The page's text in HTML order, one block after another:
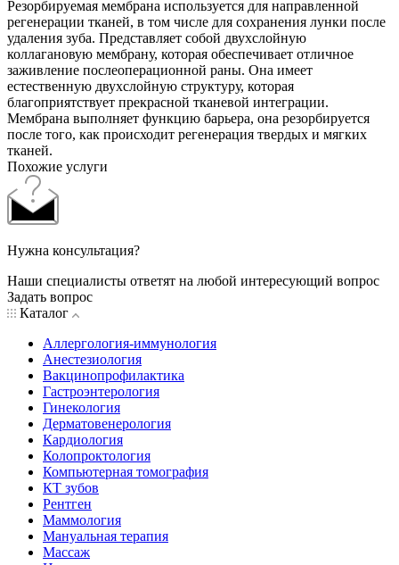
Резорбируемая мембрана используется для направленной
регенерации тканей, в том числе для сохранения лунки после
удаления зуба. Представляет собой двухслойную
коллагановую мембрану, которая обеспечивает отличное
заживление послеоперационной раны. Она имеет
естественную двухслойную структуру, которая
благоприятствует прекрасной тканевой интеграции.
Мембрана выполняет функцию барьера, она резорбируется
после того, как происходит регенерация твердых и мягких
тканей.
Похожие услуги
Нужна консультация?
Наши специалисты ответят на любой интересующий вопрос
Задать вопрос
Каталог
Аллергология-иммунология
Анестезиология
Вакцинопрофилактика
Гастроэнтерология
Гинекология
Дерматовенерология
Кардиология
Колопроктология
Компьютерная томография
КТ зубов
Рентген
Маммология
Мануальная терапия
Массаж